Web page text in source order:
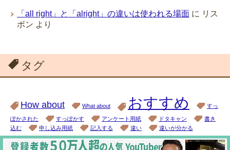
「all right」と「alright」の違いは使われる場面 に リス
ボン より
タグ
How about What about おすすめ すっ
ぽかされた すっぽかす アンケート用紙 ドタキャン
書き
込む
申し込み用紙 記入する 違い 違いが分かる